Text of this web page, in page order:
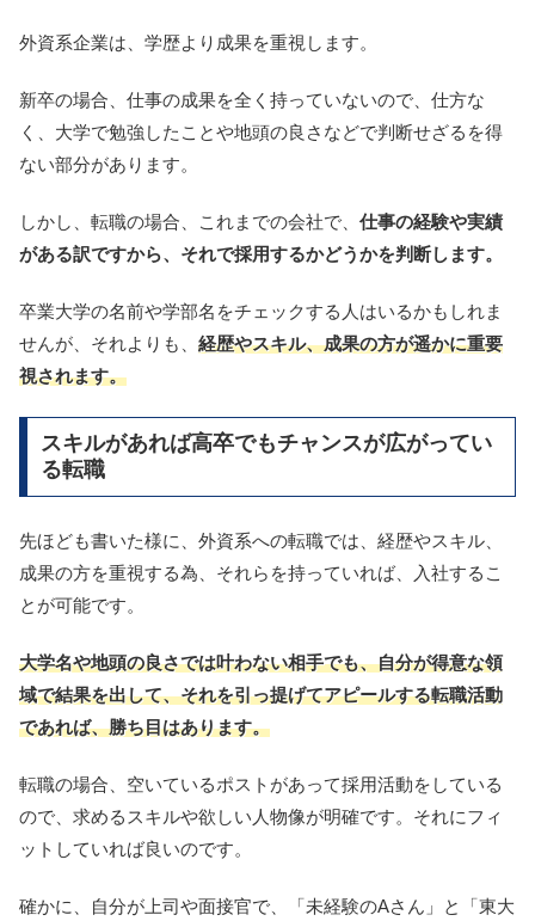
外資系企業は、学歴より成果を重視します。
新卒の場合、仕事の成果を全く持っていないので、仕方な
く、大学で勉強したことや地頭の良さなどで判断せざるを得
ない部分があります。
しかし、転職の場合、これまでの会社で、 仕事の経験や実績
がある訳ですから、それで採用するかどうかを判断します。
卒業大学の名前や学部名をチェックする人はいるかもしれま
せんが、それよりも、 経歴やスキル、成果の方が遥かに重要
視されます。
スキルがあれば高卒でもチャンスが広がってい
る転職
先ほども書いた様に、外資系への転職では、経歴やスキル、
成果の方を重視する為、それらを持っていれば、入社するこ
とが可能です。
大学名や地頭の良さでは叶わない相手でも、自分が得意な領
域で結果を出して、それを引っ提げてアピールする転職活動
であれば、勝ち目はあります。
転職の場合、空いているポストがあって採用活動をしている
ので、求めるスキルや欲しい人物像が明確です。それにフィ
ットしていれば良いのです。
確かに、自分が上司や面接官で、「未経験のAさん」と「東大